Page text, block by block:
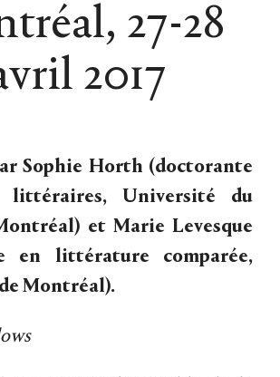
27-28
2017
Sophie Horth (doctorante
littéraires, Université du
et Marie Levesque
en littérature comparée,
Montréal).